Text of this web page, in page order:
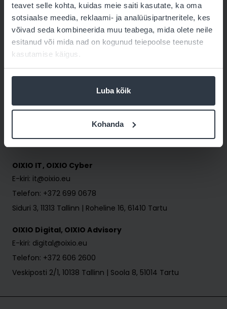
teavet selle kohta, kuidas meie saiti kasutate, ka oma
sotsiaalse meedia, reklaami- ja analüüsipartneritele, kes
võivad seda kombineerida muu teabega, mida olete neile
esitanud või mida nad on kogunud teiepoolse teenuste
kasutamise käigus.
Luba kõik
Kohanda
Liitu meie uudiskirjadega
All
Advisory
Digital
OIXIO IT, OIXIO Cyber
E-kiri: it@oixio.eu
Telefon: +372 699 0678
Siduri 3, 11313 Tallinn | Roheline 16, 61410 Tartu
OIXIO Digital, OIXIO Advisory
E-kiri: digital@oixio.eu
Telefon: +372 606 2600
Veskiposti 2/1, 10138 Tallinn | Soola 8, 51014 Tartu